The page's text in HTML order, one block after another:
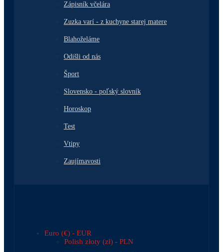
Zápisník včelára
Zuzka varí - z kuchyne starej matere
Blahoželáme
Odišli od nás
Šport
Slovensko - poľský slovník
Horoskop
Test
Vtipy
Zaujímavosti
Euro (€) - EUR
Polish złoty (zł) - PLN